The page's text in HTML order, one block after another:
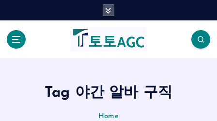
Tag 야간 알바 구직
Home